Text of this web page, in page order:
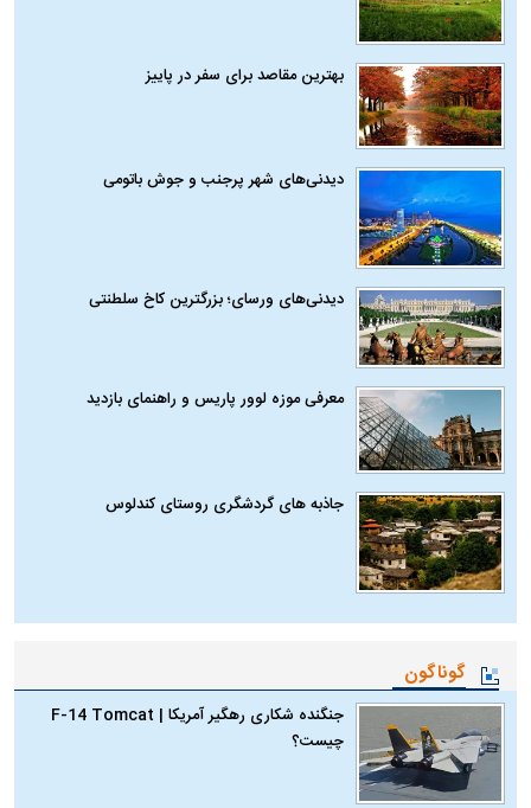
بهترین مقاصد برای سفر در پاییز
دیدنی‌های شهر پرجنب و جوش باتومی
دیدنی‌های ورسای؛ بزرگترین کاخ سلطنتی
معرفی موزه لوور پاریس و راهنمای بازدید
جاذبه های گردشگری روستای کندلوس
گوناگون
جنگنده شکاری رهگیر آمریکا | F-14 Tomcat
چیست؟